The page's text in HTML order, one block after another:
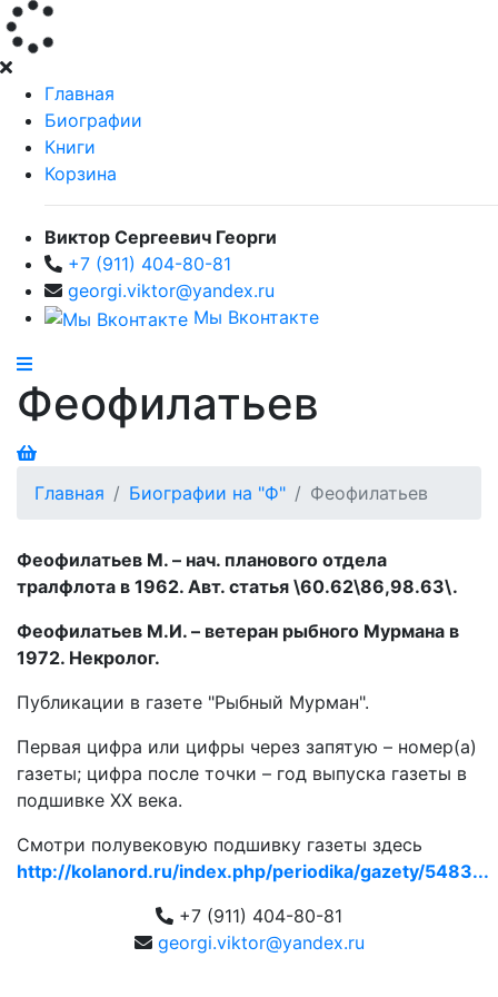
Главная
Биографии
Книги
Корзина
Виктор Сергеевич Георги
+7 (911) 404-80-81
georgi.viktor@yandex.ru
Мы Вконтакте
Феофилатьев
Главная Биографии на "Ф" Феофилатьев
Феофилатьев М. – нач. планового отдела
тралфлота в 1962. Авт. статья \60.62\86,98.63\.
Феофилатьев М.И. – ветеран рыбного Мурмана в
1972. Некролог.
Публикации в газете "Рыбный Мурман".
Первая цифра или цифры через запятую – номер(а)
газеты; цифра после точки – год выпуска газеты в
подшивке ХХ века.
Смотри полувековую подшивку газеты здесь
http://kolanord.ru/index.php/periodika/gazety/5483...
+7 (911) 404-80-81
georgi.viktor@yandex.ru